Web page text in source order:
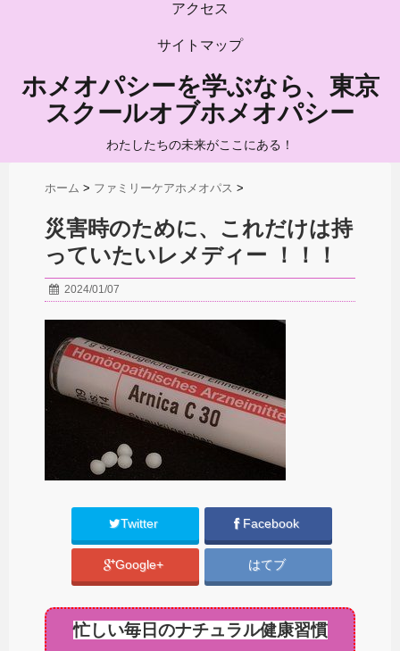
アクセス
サイトマップ
ホメオパシーを学ぶなら、東京
スクールオブホメオパシー
わたしたちの未来がここにある！
ホーム > ファミリーケアホメオパス >
災害時のために、これだけは持
っていたいレメディー ！！！
2024/01/07
Twitter Facebook
Google+ はてブ
忙しい毎日のナチュラル健康習慣